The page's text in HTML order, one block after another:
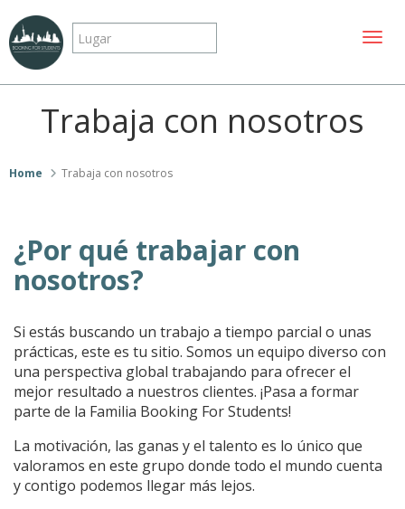
Trabaja con nosotros
Home Trabaja con nosotros
¿Por qué trabajar con
nosotros?
Si estás buscando un trabajo a tiempo parcial o unas
prácticas, este es tu sitio. Somos un equipo diverso con
una perspectiva global trabajando para ofrecer el
mejor resultado a nuestros clientes. ¡Pasa a formar
parte de la Familia Booking For Students!
La motivación, las ganas y el talento es lo único que
valoramos en este grupo donde todo el mundo cuenta
y contigo podemos llegar más lejos.